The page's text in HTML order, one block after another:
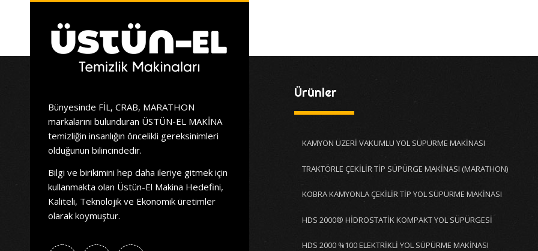
Bünyesinde FİL, CRAB, MARATHON
markalarını bulunduran ÜSTÜN-EL MAKİNA
temizliğin insanlığın öncelikli gereksinimleri
olduğunun bilincindedir.
Bilgi ve birikimini hep daha ileriye gitmek için
kullanmakta olan Üstün-El Makina Hedefini,
Kaliteli, Teknolojik ve Ekonomik üretimler
olarak koymuştur.
Ürünler
KAMYON ÜZERİ VAKUMLU YOL SÜPÜRME MAKİNASI
TRAKTÖRLE ÇEKİLİR TİP SÜPÜRGE MAKİNASI (MARATHON)
KOBRA KAMYONLA ÇEKİLİR TİP YOL SÜPÜRME MAKİNASI
HDS 2000® HİDROSTATİK KOMPAKT YOL SÜPÜRGESİ
HDS 2000 %100 ELEKTRİKLİ YOL SÜPÜRME MAKİNASI